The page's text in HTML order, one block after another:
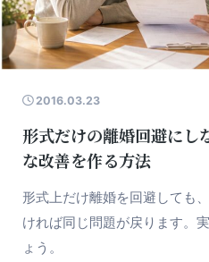
2016.03.23
形式だけの離婚回避にし
な改善を作る方法
形式上だけ離婚を回避しても
ければ同じ問題が戻ります。
ょう。